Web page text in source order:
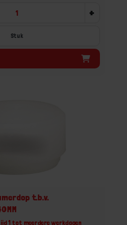
+
Stuk
t.b.v.
1 tot meerdere werkdagen